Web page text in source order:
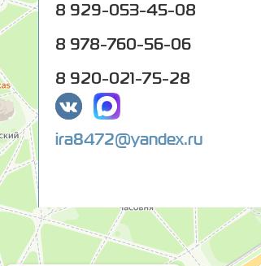
8 929-053-45-08
8 978-760-56-06
8 920-021-75-28
ira8472@yandex.ru